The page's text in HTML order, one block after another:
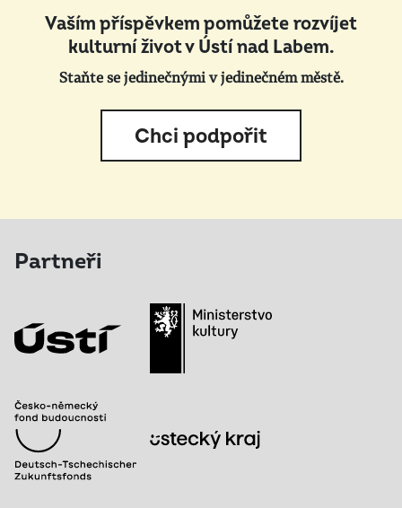
Vaším příspěvkem pomůžete rozvíjet
kulturní život v Ústí nad Labem.
Staňte se jedinečnými v jedinečném městě.
Chci podpořit
Partneři